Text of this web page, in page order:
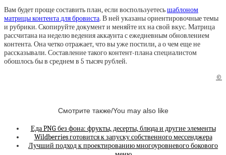
Вам будет проще составить план, если воспользуетесьшаблоном
матрицы контента для бровиста. В ней указаны ориентировочные темы
и рубрики. Скопируйте документ и меняйте их на свой вкус. Матрица
рассчитана на неделю ведения аккаунта с ежедневным обновлением
контента. Она четко отражает, что вы уже постили, а о чем еще не
рассказывали. Составление такого контент-плана специалистом
обошлось бы в среднем в 5 тысяч рублей.
©
Смотрите также/You may also like
Еда PNG без фона: фрукты, десерты, блюда и другие элементы
Wildberries готовится к запуску собственного мессенджера
Лучший подход к проектированию многоуровневого бокового